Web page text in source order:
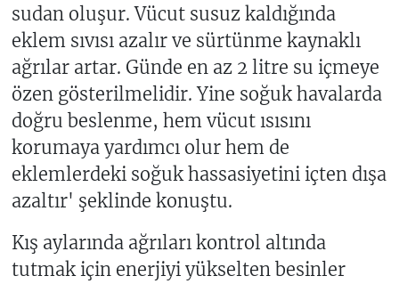
sudan oluşur. Vücut susuz kaldığında
eklem sıvısı azalır ve sürtünme kaynaklı
ağrılar artar. Günde en az 2 litre su içmeye
özen gösterilmelidir. Yine soğuk havalarda
doğru beslenme, hem vücut ısısını
korumaya yardımcı olur hem de
eklemlerdeki soğuk hassasiyetini içten dışa
azaltır' şeklinde konuştu.
Kış aylarında ağrıları kontrol altında
tutmak için enerjiyi yükselten besinler